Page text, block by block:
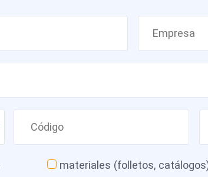
materiales (folletos,